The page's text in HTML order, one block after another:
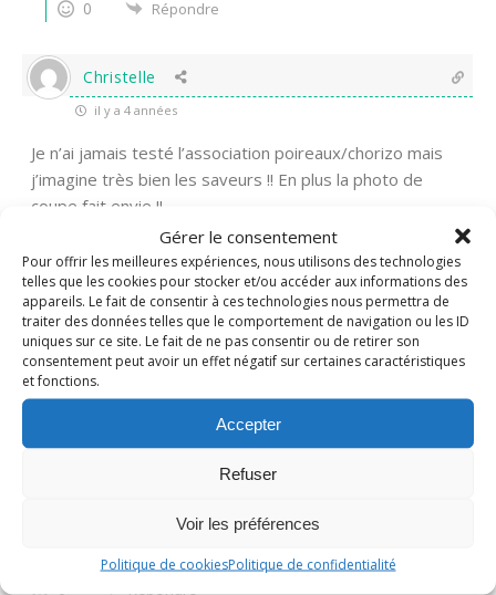
Gérer le consentement
Pour offrir les meilleures expériences, nous utilisons des technologies
telles que les cookies pour stocker et/ou accéder aux informations des
appareils. Le fait de consentir à ces technologies nous permettra de
traiter des données telles que le comportement de navigation ou les ID
uniques sur ce site. Le fait de ne pas consentir ou de retirer son
consentement peut avoir un effet négatif sur certaines caractéristiques
et fonctions.
Accepter
Refuser
Voir les préférences
Politique de cookiesPolitique de confidentialité
0 Répondre
Christelle
il y a 4 années
Je n’ai jamais testé l’association poireaux/chorizo mais
j’imagine très bien les saveurs !! En plus la photo de
coupe fait envie !!
Répondre
Cuajada aux cerises - Quand Nad cuisine...
il y a 2 années
base de yaourt qui ressemble beaucoup à notre clafoutis,
en plus dense peut-être. J’aime bien le décliner avec les
en version salée, comme ici avec des poireaux et du
Répondre